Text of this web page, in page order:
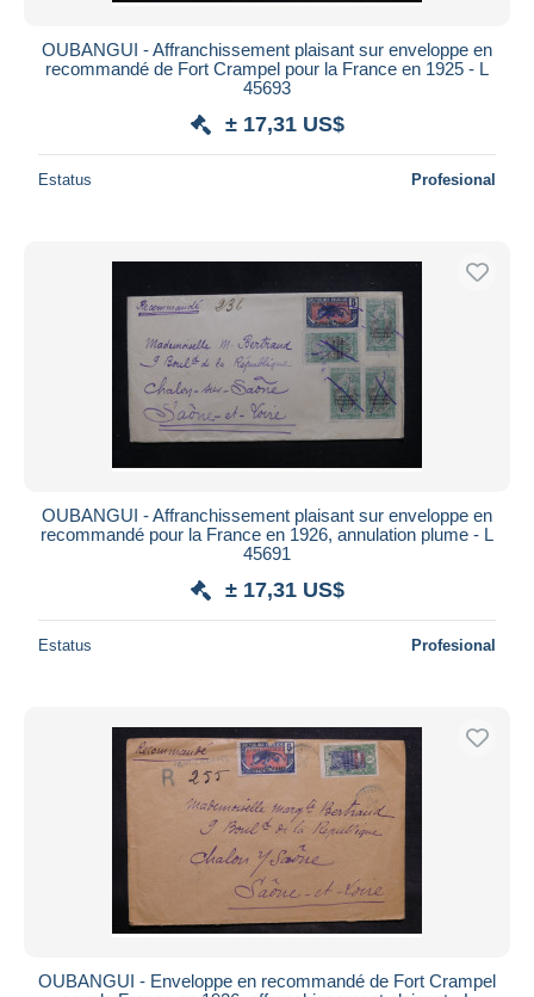
OUBANGUI - Affranchissement plaisant sur enveloppe en
recommandé de Fort Crampel pour la France en 1925 - L
45693
± 17,31 US$
Estatus Profesional
OUBANGUI - Affranchissement plaisant sur enveloppe en
recommandé pour la France en 1926, annulation plume - L
45691
± 17,31 US$
Estatus Profesional
OUBANGUI - Enveloppe en recommandé de Fort Crampel